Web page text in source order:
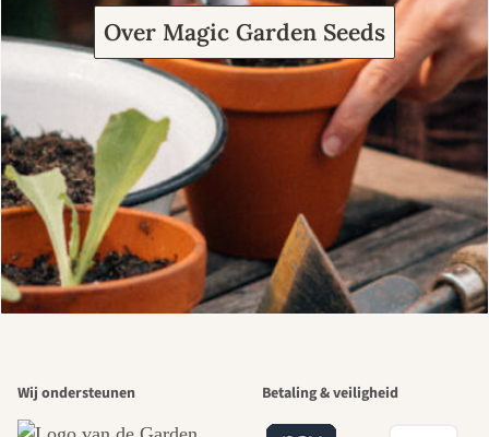
Over Magic Garden Seeds
Wij ondersteunen Betaling & veiligheid